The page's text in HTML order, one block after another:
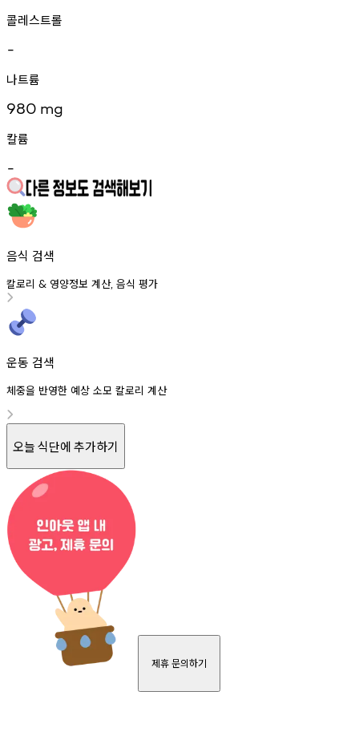
콜레스트롤
-
나트륨
980 mg
칼륨
-
음식 검색
칼로리 & 영양정보 계산, 음식 평가
운동 검색
체중을 반영한 예상 소모 칼로리 계산
오늘 식단에 추가하기
제휴 문의하기